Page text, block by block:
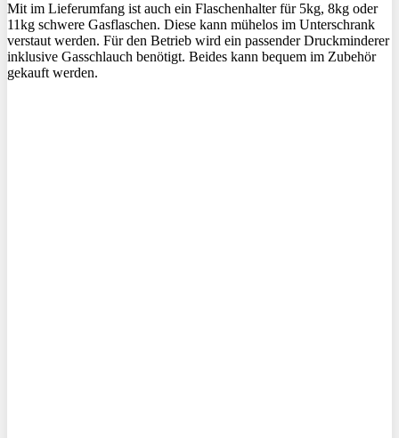
Mit im Lieferumfang ist auch ein Flaschenhalter für 5kg, 8kg oder
11kg schwere Gasflaschen. Diese kann mühelos im Unterschrank
verstaut werden. Für den Betrieb wird ein passender Druckminderer
inklusive Gasschlauch benötigt. Beides kann bequem im Zubehör
gekauft werden.